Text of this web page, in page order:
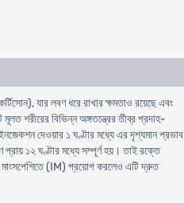
যার লবণ ধরে রাখার ক্ষমতাও রয়েছে এবং
শরীরের বিভিন্ন অঙ্গতন্ত্রের তীব্র প্রদাহ-
দেওয়ার ১ ঘণ্টার মধ্যে এর দৃশ্যমান প্রভাব
প্রায় ১২ ঘণ্টার মধ্যে সম্পূর্ণ হয়। তাই রক্তে
মাংসপেশিতে (IM) প্রয়োগ করলেও এটি দ্রুত